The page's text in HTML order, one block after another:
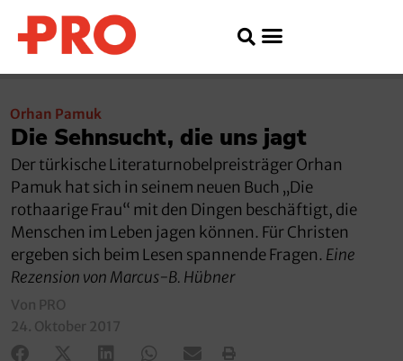
Orhan Pamuk
Die Sehnsucht, die uns jagt
Der türkische Literaturnobelpreisträger Orhan
Pamuk hat sich in seinem neuen Buch „Die
rothaarige Frau“ mit den Dingen beschäftigt, die
Menschen im Leben jagen können. Für Christen
ergeben sich beim Lesen spannende Fragen. Eine
Rezension von Marcus-B. Hübner
Von PRO
24. Oktober 2017